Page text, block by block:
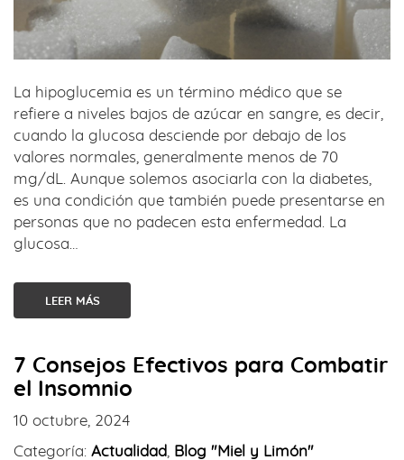
La hipoglucemia es un término médico que se
refiere a niveles bajos de azúcar en sangre, es decir,
cuando la glucosa desciende por debajo de los
valores normales, generalmente menos de 70
mg/dL. Aunque solemos asociarla con la diabetes,
es una condición que también puede presentarse en
personas que no padecen esta enfermedad. La
glucosa…
LEER MÁS
7 Consejos Efectivos para Combatir
el Insomnio
10 octubre, 2024
Categoría: Actualidad Blog "Miel y Limón"